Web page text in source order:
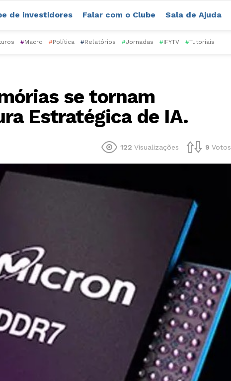
de investidores Falar com o Clube Sala de Ajuda
#Macro #Política #Relatórios #Jornadas #IFYTV #Tutoriais
se tornam
Estratégica de IA.
122 Visualizações 9 Votos